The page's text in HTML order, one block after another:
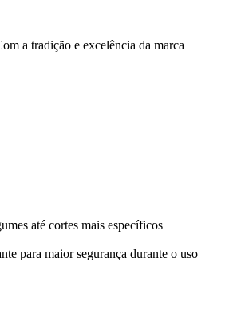
a tradição e excelência da marca
até cortes mais específicos
para maior segurança durante o uso